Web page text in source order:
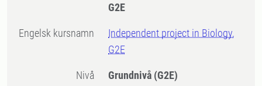
G2E
Engelsk kursnamn
Independent project in Biology,
G2E
Nivå Grundnivå (G2E)